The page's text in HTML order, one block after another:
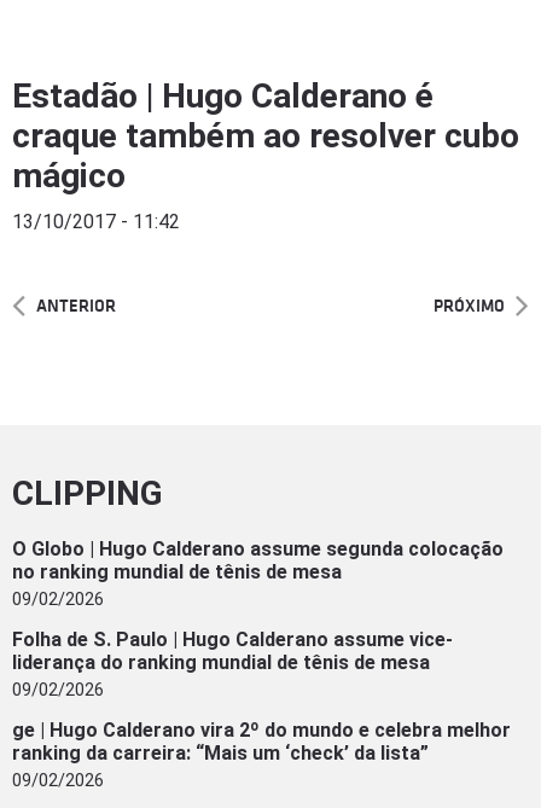
Estadão | Hugo Calderano é
craque também ao resolver cubo
mágico
13/10/2017 - 11:42
ANTERIOR PRÓXIMO
CLIPPING
O Globo | Hugo Calderano assume segunda colocação
no ranking mundial de tênis de mesa
09/02/2026
Folha de S. Paulo | Hugo Calderano assume vice-
liderança do ranking mundial de tênis de mesa
09/02/2026
ge | Hugo Calderano vira 2º do mundo e celebra melhor
ranking da carreira: “Mais um ‘check’ da lista”
09/02/2026